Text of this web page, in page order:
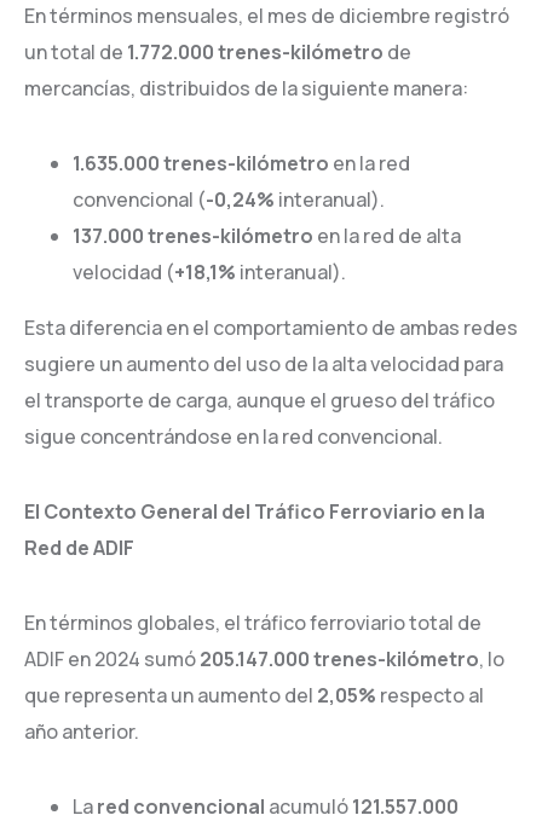
En términos mensuales, el mes de diciembre registró
un total de 1.772.000 trenes-kilómetro de
mercancías, distribuidos de la siguiente manera:
1.635.000 trenes-kilómetro en la red
convencional (-0,24% interanual).
137.000 trenes-kilómetro en la red de alta
velocidad (+18,1% interanual).
Esta diferencia en el comportamiento de ambas redes
sugiere un aumento del uso de la alta velocidad para
el transporte de carga, aunque el grueso del tráfico
sigue concentrándose en la red convencional.
El Contexto General del Tráfico Ferroviario en la
Red de ADIF
En términos globales, el tráfico ferroviario total de
ADIF en 2024 sumó205.147.000 trenes-kilómetro, lo
que representa un aumento del 2,05% respecto al
año anterior.
Lared convencional acumuló121.557.000